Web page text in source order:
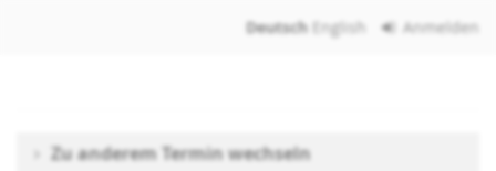
Deutsch English Anmelden
Zu anderem Termin wechseln